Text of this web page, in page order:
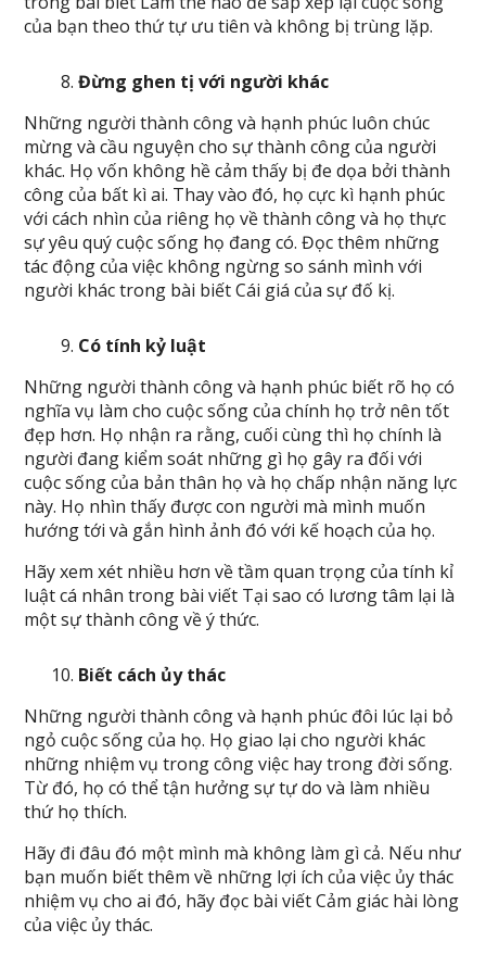
của bạn theo thứ tự ưu tiên và không bị trùng lặp.
Đừng ghen tị với người khác
Những người thành công và hạnh phúc luôn chúc
mừng và cầu nguyện cho sự thành công của người
khác. Họ vốn không hề cảm thấy bị đe dọa bởi thành
công của bất kì ai. Thay vào đó, họ cực kì hạnh phúc
với cách nhìn của riêng họ về thành công và họ thực
sự yêu quý cuộc sống họ đang có. Đọc thêm những
tác động của việc không ngừng so sánh mình với
người khác trong bài biết Cái giá của sự đố kị.
Có tính kỷ luật
Những người thành công và hạnh phúc biết rõ họ có
nghĩa vụ làm cho cuộc sống của chính họ trở nên tốt
đẹp hơn. Họ nhận ra rằng, cuối cùng thì họ chính là
người đang kiểm soát những gì họ gây ra đối với
cuộc sống của bản thân họ và họ chấp nhận năng lực
này. Họ nhìn thấy được con người mà mình muốn
hướng tới và gắn hình ảnh đó với kế hoạch của họ.
Hãy xem xét nhiều hơn về tầm quan trọng của tính kỉ
luật cá nhân trong bài viết Tại sao có lương tâm lại là
một sự thành công về ý thức.
Biết cách ủy thác
Những người thành công và hạnh phúc đôi lúc lại bỏ
ngỏ cuộc sống của họ. Họ giao lại cho người khác
những nhiệm vụ trong công việc hay trong đời sống.
Từ đó, họ có thể tận hưởng sự tự do và làm nhiều
thứ họ thích.
Hãy đi đâu đó một mình mà không làm gì cả. Nếu như
bạn muốn biết thêm về những lợi ích của việc ủy thác
nhiệm vụ cho ai đó, hãy đọc bài viết Cảm giác hài lòng
của việc ủy thác.